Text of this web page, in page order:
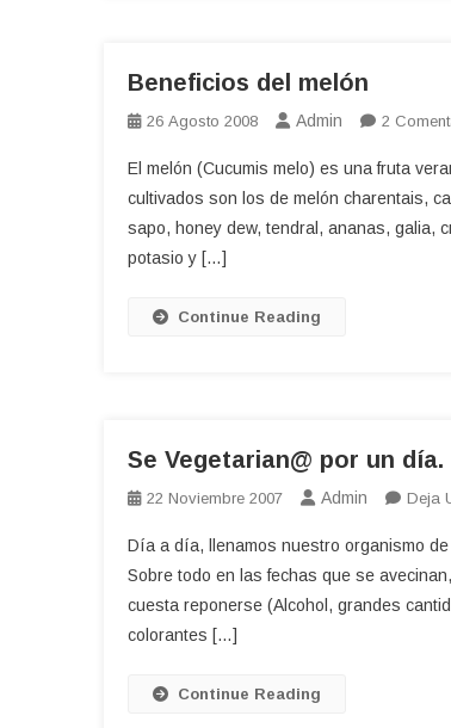
Beneficios del melón
26 Agosto 2008 Admin 2
El melón (Cucumis melo) es una fruta
cultivados son los de melón charentais,
sapo, honey dew, tendral, ananas, galia,
potasio y […]
Continue Reading
Se Vegetarian@ por un día.
22 Noviembre 2007 Admin Deja
Día a día, llenamos nuestro organismo
Sobre todo en las fechas que se
cuesta reponerse (Alcohol, grandes
colorantes […]
Continue Reading